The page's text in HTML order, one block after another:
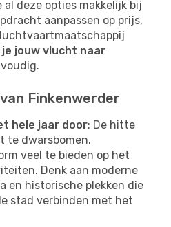
deze opties makkelijk bij
aanpassen op prijs,
je jouw vlucht naar
Finkenwerder
hele jaar door: De hitte
te dwarsbomen.
veel te bieden op het
Denk aan moderne
en historische plekken die
stad verbinden met het